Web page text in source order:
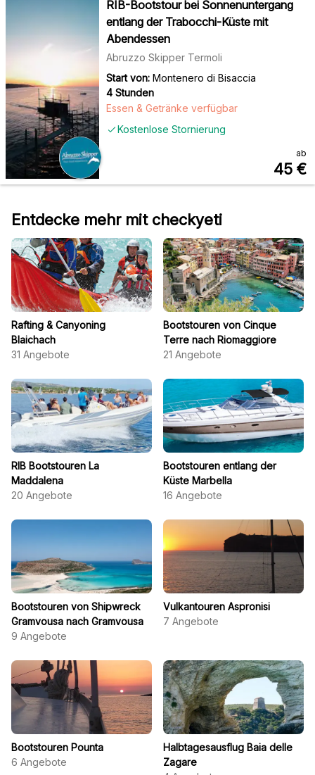
RIB-Bootstour bei Sonnenuntergang
entlang der Trabocchi-Küste mit
Abendessen
Abruzzo Skipper Termoli
Start von: Montenero di Bisaccia
4 Stunden
Kostenlose Stornierung
Essen & Getränke verfügbar
ab
45 €
Entdecke mehr mit checkyeti
Rafting & Canyoning
Blaichach
31 Angebote
Bootstouren von Cinque
Terre nach Riomaggiore
21 Angebote
RIB Bootstouren La
Maddalena
20 Angebote
Bootstouren entlang der
Küste Marbella
16 Angebote
Bootstouren von Shipwreck
Gramvousa nach Gramvousa
9 Angebote
Vulkantouren Aspronisi
7 Angebote
Bootstouren Pounta
6 Angebote
Halbtagesausflug Baia delle
Zagare